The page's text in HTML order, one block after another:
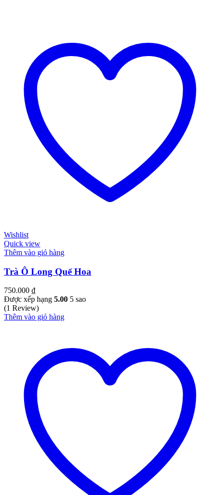
Wishlist
Quick view
Thêm vào giỏ hàng
Trà Ô Long Quế Hoa
750.000 ₫
Được xếp hạng 5.00 5 sao
(1 Review)
Thêm vào giỏ hàng